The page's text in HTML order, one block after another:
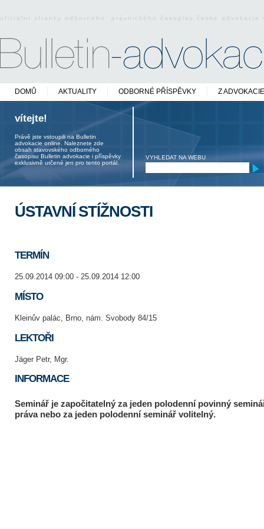
oficiální stránky odborného právnického časopisu české
DOMŮ AKTUALITY ODBORNÉ PŘÍSPĚVKY Z ADVOKACIE
vítejte!
Právě jste vstoupili na Bulletin
advokacie online. Naleznete zde
obsah stavovského odborného
časopisu Bulletin advokacie i příspěvky
exklusivně určené jen pro tento portál.
VYHLEDAT NA WEBU
ÚSTAVNÍ STÍŽNOSTI
TERMÍN
25.09.2014 09:00 - 25.09.2014 12:00
MÍSTO
Kleinův palác, Brno, nám. Svobody 84/15
LEKTOŘI
Jäger Petr, Mgr.
INFORMACE
Seminář je započitatelný za jeden polodenní povinný
práva nebo za jeden polodenní seminář volitelný.